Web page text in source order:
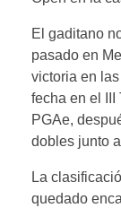
El gaditano
pasado en
victoria en
fecha en el III
PGAe,
dobles junto
La
quedado